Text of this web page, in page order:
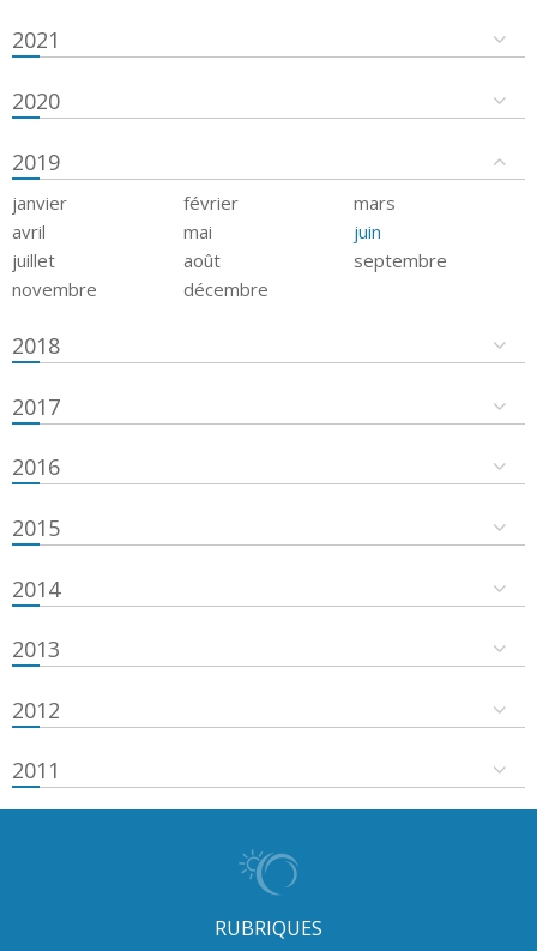
2021
2020
2019
janvier février
mars
avril
mai
juin
juillet
août
septembre
novembre
décembre
2018
2017
2016
2015
2014
2013
2012
2011
RUBRIQUES